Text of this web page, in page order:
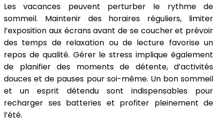
Les vacances peuvent perturber le rythme de
sommeil. Maintenir des horaires réguliers, limiter
l’exposition aux écrans avant de se coucher et prévoir
des temps de relaxation ou de lecture favorise un
repos de qualité. Gérer le stress implique également
de planifier des moments de détente, d’activités
douces et de pauses pour soi-même. Un bon sommeil
et un esprit détendu sont indispensables pour
recharger ses batteries et profiter pleinement de
l’été.